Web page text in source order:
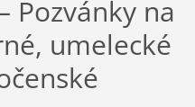
Pozvánky na
umelecké